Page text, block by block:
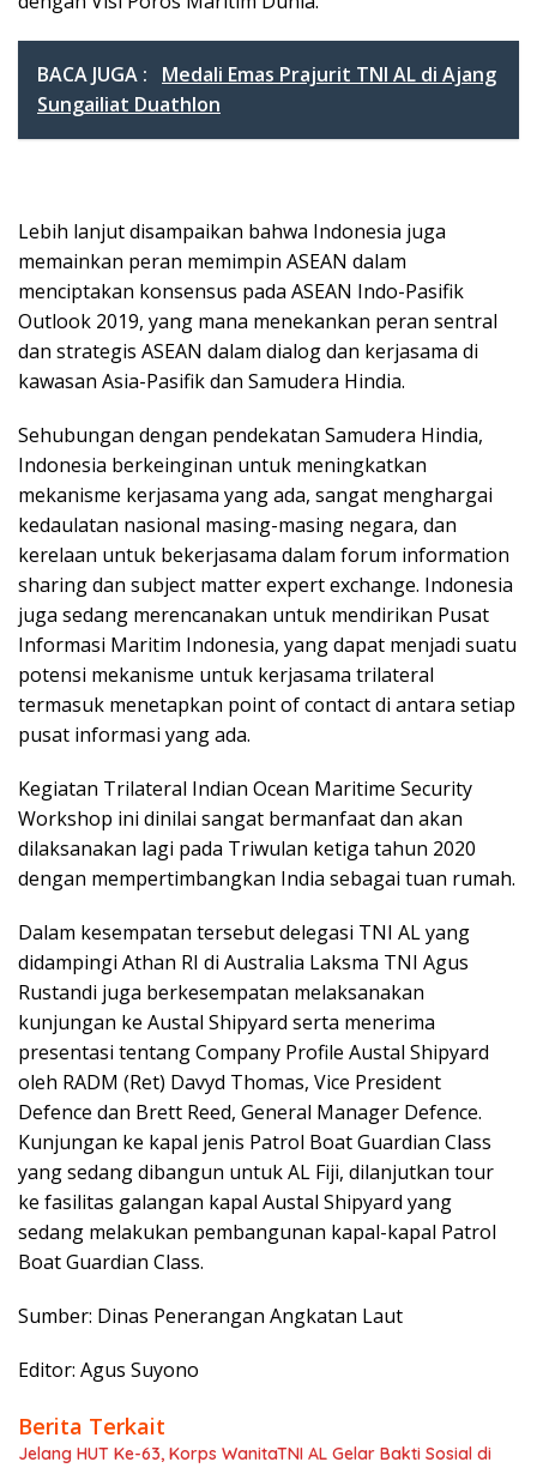
BACA JUGA :
Medali Emas Prajurit TNI AL di Ajang
Sungailiat Duathlon
Lebih lanjut disampaikan bahwa Indonesia juga
memainkan peran memimpin ASEAN dalam
menciptakan konsensus pada ASEAN Indo-Pasifik
Outlook 2019, yang mana menekankan peran sentral
dan strategis ASEAN dalam dialog dan kerjasama di
kawasan Asia-Pasifik dan Samudera Hindia.
Sehubungan dengan pendekatan Samudera Hindia,
Indonesia berkeinginan untuk meningkatkan
mekanisme kerjasama yang ada, sangat menghargai
kedaulatan nasional masing-masing negara, dan
kerelaan untuk bekerjasama dalam forum information
sharing dan subject matter expert exchange. Indonesia
juga sedang merencanakan untuk mendirikan Pusat
Informasi Maritim Indonesia, yang dapat menjadi suatu
potensi mekanisme untuk kerjasama trilateral
termasuk menetapkan point of contact di antara setiap
pusat informasi yang ada.
Kegiatan Trilateral Indian Ocean Maritime Security
Workshop ini dinilai sangat bermanfaat dan akan
dilaksanakan lagi pada Triwulan ketiga tahun 2020
dengan mempertimbangkan India sebagai tuan rumah.
Dalam kesempatan tersebut delegasi TNI AL yang
didampingi Athan RI di Australia Laksma TNI Agus
Rustandi juga berkesempatan melaksanakan
kunjungan ke Austal Shipyard serta menerima
presentasi tentang Company Profile Austal Shipyard
oleh RADM (Ret) Davyd Thomas, Vice President
Defence dan Brett Reed, General Manager Defence.
Kunjungan ke kapal jenis Patrol Boat Guardian Class
yang sedang dibangun untuk AL Fiji, dilanjutkan tour
ke fasilitas galangan kapal Austal Shipyard yang
sedang melakukan pembangunan kapal-kapal Patrol
Boat Guardian Class.
Sumber: Dinas Penerangan Angkatan Laut
Editor: Agus Suyono
Berita Terkait
Jelang HUT Ke-63, Korps WanitaTNI AL Gelar Bakti Sosial di